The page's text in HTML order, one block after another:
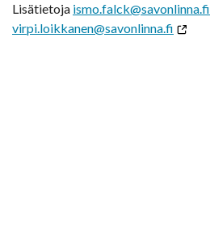
Lisätietoja ismo.falck@savonlinna.fi
virpi.loikkanen@savonlinna.fi